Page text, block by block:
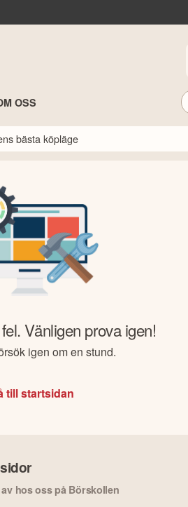
OSS
bästa köpläge
Vänligen prova igen!
igen om en stund.
till startsidan
hos oss på Börskollen